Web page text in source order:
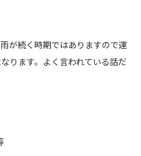
が続く時期ではありますので運
ります。よく言われている話だ